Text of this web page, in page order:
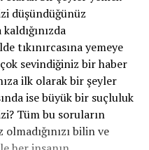
düşündüğünüz
tıkınırcasına yemeye
sevindiğiniz bir haber
ilk olarak bir şeyler
ise büyük bir suçluluk
Tüm bu soruların
bilin ve